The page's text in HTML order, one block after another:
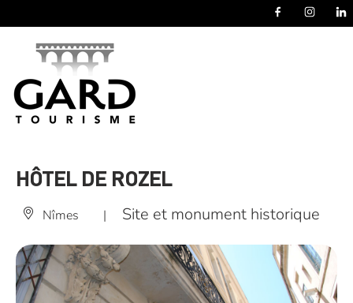
HÔTEL DE ROZEL
Nîmes | Site et monument historique